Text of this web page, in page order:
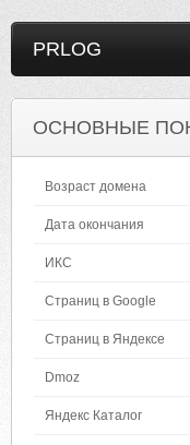
PRLOG
ОСНОВНЫЕ
Возраст домена
Дата окончания
ИКС
Страниц в Google
Страниц в Яндексе
Dmoz
Яндекс Каталог